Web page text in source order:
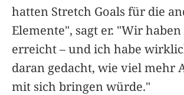
hatten Stretch Goals für die
Elemente", sagt er. "Wir haben
erreicht – und ich habe
daran gedacht, wie viel mehr
mit sich bringen würde."